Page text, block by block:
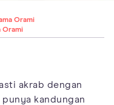
Orami
Orami
akrab dengan
kandungan